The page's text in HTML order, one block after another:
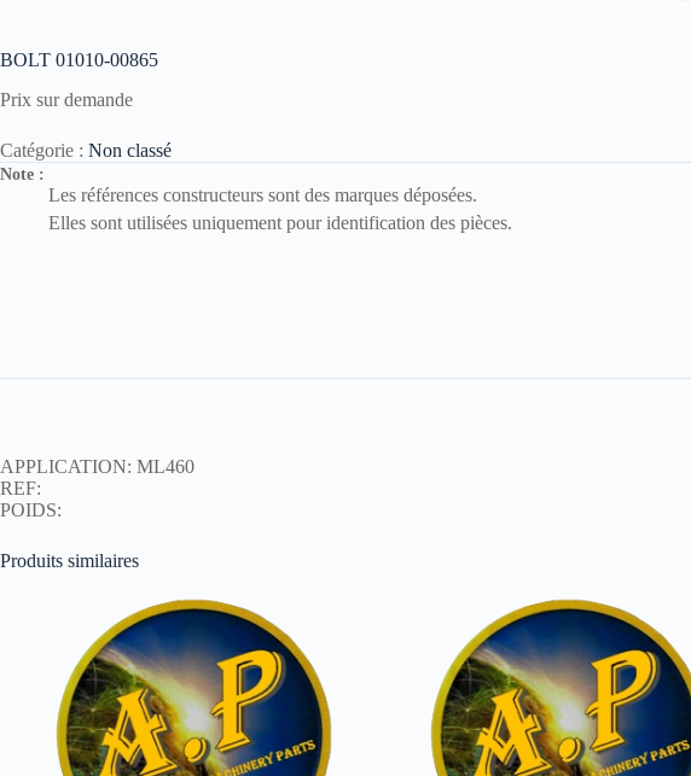
BOLT 01010-00865
Prix sur demande
Catégorie : Non classé
Note :
Les références constructeurs sont des marques déposées.
Elles sont utilisées uniquement pour identification des pièces.
APPLICATION: ML460
REF:
POIDS:
Produits similaires